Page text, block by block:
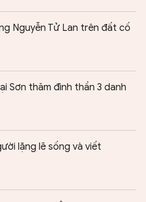
Nguyễn Tử Lan trên đất cố
Sơn thăm đình thần 3 danh
lặng lẽ sống và viết